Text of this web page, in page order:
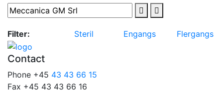
Filter: Steril Engangs Flergangs
Contact
Phone +45 43 43 66 15
Fax +45 43 43 66 16